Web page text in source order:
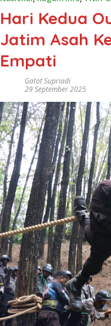
Hari Kedua
Jatim Asah
Empati
Gatot Supriadi
29 September 2025